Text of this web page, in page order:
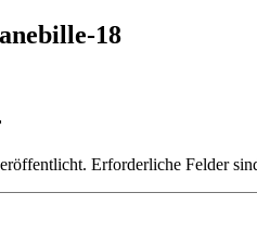
18
Erforderliche Felder